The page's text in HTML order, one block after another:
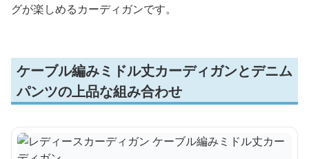
グが楽しめるカーディガンです。
ケーブル編みミドル丈カーディガンとデニム
パンツの上品な組み合わせ